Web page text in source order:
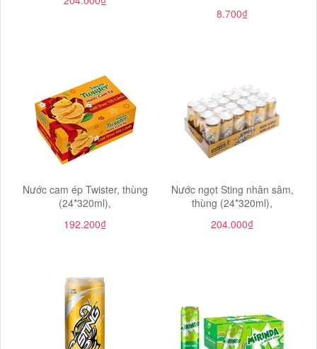
8.700₫
Nước cam ép Twister, thùng
(24*320ml),
192.200₫
Nước ngọt Sting nhân sâm,
thùng (24*320ml),
204.000₫